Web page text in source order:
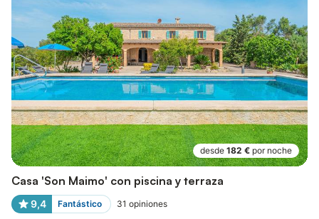
desde 182 € por noche
Casa 'Son Maimo' con piscina y terraza
9,4 Fantástico 31 opiniones